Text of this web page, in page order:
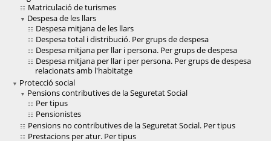
Matriculació de turismes
Despesa de les llars
Despesa mitjana de les llars
Despesa total i distribució. Per grups de despesa
Despesa mitjana per llar i persona. Per grups de despesa
Despesa mitjana per llar i per persona. Per grups de despesa
relacionats amb l'habitatge
Protecció social
Pensions contributives de la Seguretat Social
Per tipus
Pensionistes
Pensions no contributives de la Seguretat Social. Per tipus
Prestacions per atur. Per tipus